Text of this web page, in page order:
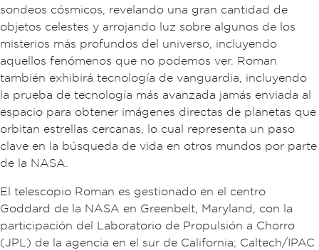
sondeos cósmicos, revelando una gran cantidad de
objetos celestes y arrojando luz sobre algunos de los
misterios más profundos del universo, incluyendo
aquellos fenómenos que no podemos ver. Roman
también exhibirá tecnología de vanguardia, incluyendo
la prueba de tecnología más avanzada jamás enviada al
espacio para obtener imágenes directas de planetas que
orbitan estrellas cercanas, lo cual representa un paso
clave en la búsqueda de vida en otros mundos por parte
de la NASA.
El telescopio Roman es gestionado en el centro
Goddard de la NASA en Greenbelt, Maryland, con la
participación del Laboratorio de Propulsión a Chorro
(JPL) de la agencia en el sur de California; Caltech/IPAC